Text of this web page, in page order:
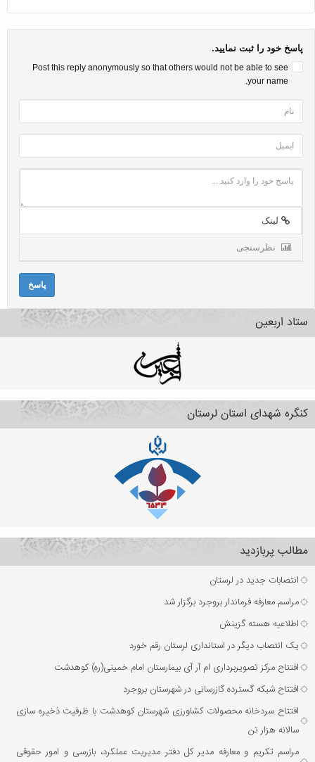
پاسخ خود را ثبت نمایید.
Post this reply anonymously so that others would not be able to see
your name.
لینک
نظرسنجی
پاسخ
ستاد اربعین
کنگره شهدای استان لرستان
مطالب پربازدید
انتصابات جدید در لرستان
مراسم معارفه فرماندار بروجرد برگزار شد
اطلاعیه هسته گزینش
یک انتصاب دیگر در استانداری لرستان رقم خورد
افتتاح مرکز تصویربرداری ام آر آی بیمارستان امام خمینی(ره) کوهدشت
افتتاح شبکه گسترده گازرسانی در شهرستان بروجرد
افتتاح سردخانه محصولات کشاورزی شهرستان کوهدشت با ظرفیت ذخیره‌ سازی
سالانه هزار تن
مراسم تکریم و معارفه مدیر کل دفتر مدیریت عملکرد، بازرسی و امور حقوقی